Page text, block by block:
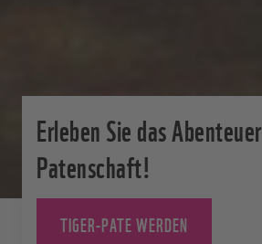
Erleben Sie das Abenteuer
Patenschaft!
TIGER-PATE WERDEN